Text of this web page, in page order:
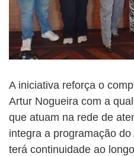
A iniciativa reforça o
Artur Nogueira com a
que atuam na rede de
integra a programação
terá continuidade ao